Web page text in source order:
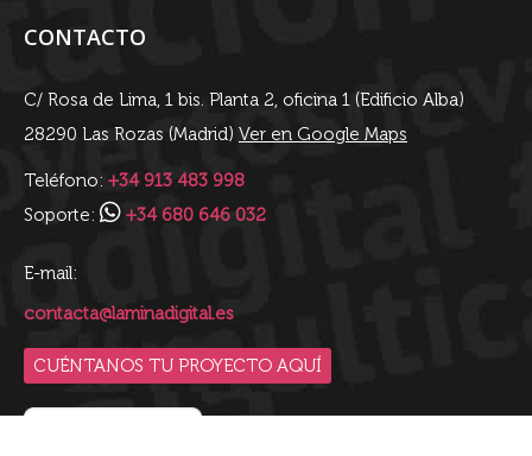
CONTACTO
C/ Rosa de Lima, 1 bis. Planta 2, oficina 1 (Edificio Alba)
28290 Las Rozas (Madrid) Ver en Google Maps
Teléfono: +34 913 483 998
Soporte:
+34 680 646 032
E-mail:
contacta@laminadigital.es
CUÉNTANOS TU PROYECTO AQUÍ